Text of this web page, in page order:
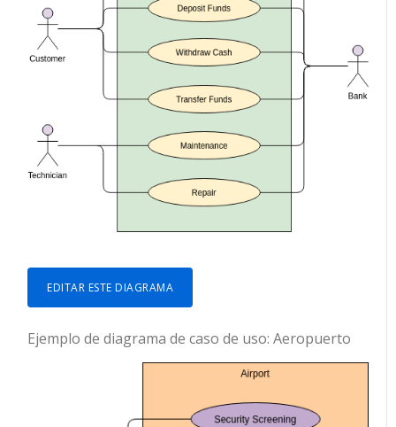
EDITAR ESTE DIAGRAMA
Ejemplo de diagrama de caso de uso: Aeropuerto